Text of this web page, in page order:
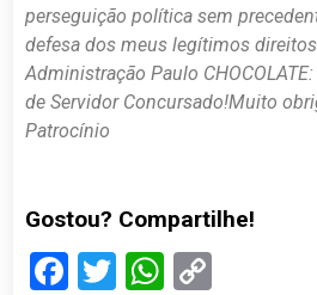
perseguição política sem
defesa dos meus legítimos
Administração Paulo
de Servidor Concursado!Muito
Patrocínio
Gostou? Compartilhe!
Facebook
TwitterWhatsApp